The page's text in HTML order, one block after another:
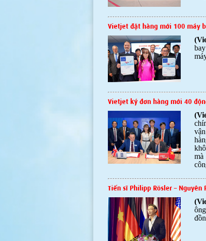
Vietjet đặt hàng mới 100 máy
Vietjet ký đơn hàng mới 40
mà
Tiến sĩ Philipp Rösler –